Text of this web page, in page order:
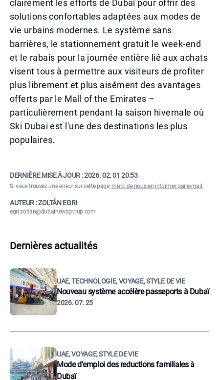
clairement les efforts de Dubaï pour offrir des
solutions confortables adaptées aux modes de
vie urbains modernes. Le système sans
barrières, le stationnement gratuit le week-end
et le rabais pour la journée entière lié aux achats
visent tous à permettre aux visiteurs de profiter
plus librement et plus aisément des avantages
offerts par le Mall of the Emirates –
particulièrement pendant la saison hivernale où
Ski Dubai est l'une des destinations les plus
populaires.
DERNIÈRE MISE À JOUR :2026. 02. 01 20:53
Si vous trouvez une erreur sur cette page,merci de nous en informer par e-mail .
AUTEUR : ZOLTÁN EGRI
egri.zoltan@dubainewsgroup.com
Dernières actualités
UAE, TECHNOLOGIE, VOYAGE, STYLE DE VIE
Nouveau système accélère passeports à Dubaï
2026. 07. 25
UAE, VOYAGE, STYLE DE VIE
Mode d'emploi des reductions familiales à
Dubaï